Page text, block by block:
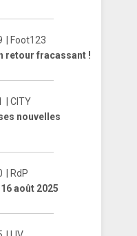
| Foot123
retour fracassant !
| CITY
nouvelles
| RdP
août 2025